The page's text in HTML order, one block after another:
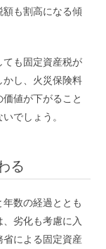
も割高になる傾
ても固定資産税が
かし、火災保険料
値が下がること
でしょう。
る
数の経過ととも
劣化も考慮に入
省による固定資産